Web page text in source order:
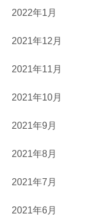
2022年1月
2021年12月
2021年11月
2021年10月
2021年9月
2021年8月
2021年7月
2021年6月